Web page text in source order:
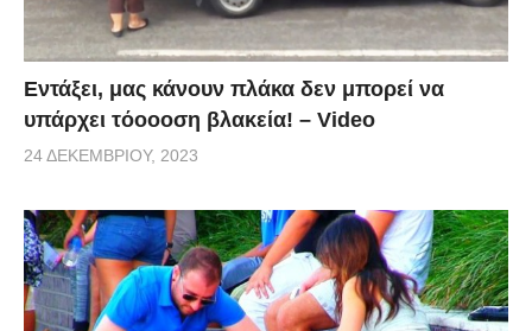
Εντάξει, μας κάνουν πλάκα δεν μπορεί να
υπάρχει τόοοοση βλακεία! – Video
24 ΔΕΚΕΜΒΡΊΟΥ, 2023